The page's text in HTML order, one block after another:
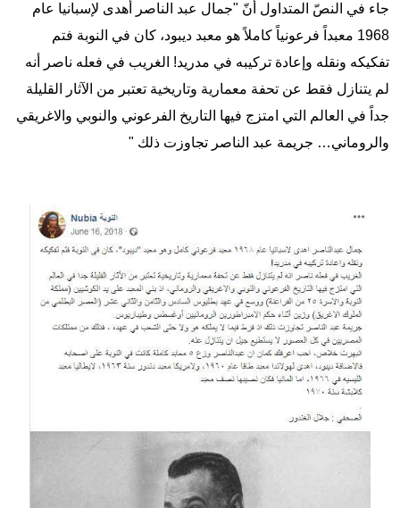
جاء في النصّ المتداول أنّ "جمال عبد الناصر أهدى لإسبانيا عام
1968 معبداً فرعونياً كاملاً هو معبد ديبود، كان في النوبة فتم
تفكيكه ونقله وإعادة تركيبه في مدريد! الغريب في فعله ناصر أنه
لم يتنازل فقط عن تحفة معمارية وتاريخية تعتبر من الآثار القليلة
جداً في العالم التي امتزج فيها التاريخ الفرعوني والنوبي والاغريقي
والروماني… جريمة عبد الناصر تجاوزت ذلك "
Image